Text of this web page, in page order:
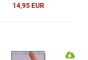
14,95 EUR